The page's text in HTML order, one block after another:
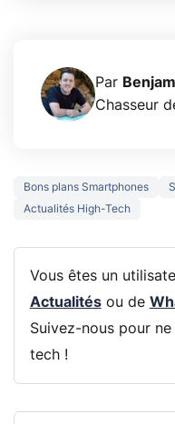
Par
Chasseur
Bons plans Smartphones
Actualités High-Tech
Vous êtes un
Actualitésou de
Suivez-nous pour
tech !